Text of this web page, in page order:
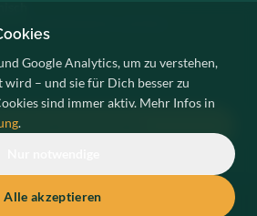
Erstgespräch anfragen
Google Analytics, um zu verstehen,
wird – und sie für Dich besser zu
sind immer aktiv. Mehr Infos in
.
Alle akzeptieren